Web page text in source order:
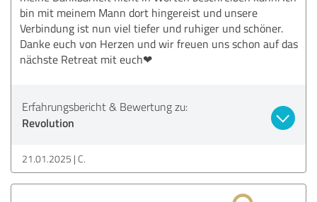
bin mit meinem Mann dort hingereist und unsere
Verbindung ist nun viel tiefer und ruhiger und schöner.
Danke euch von Herzen und wir freuen uns schon auf das
nächste Retreat mit euch❤
Erfahrungsbericht & Bewertung zu:
Revolution
21.01.2025 C.